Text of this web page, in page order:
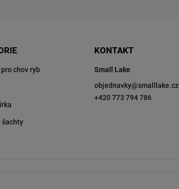
chov ryb
šachty
KONTAKT
Small Lake
objednavky@smalllake.cz
+420 773 794 786